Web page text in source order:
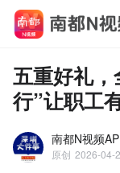
五重好礼
行”让职工
南都N视频
原创 2026-04-